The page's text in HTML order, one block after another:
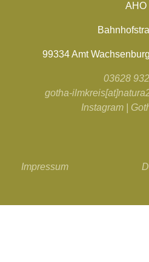
AHO
99334 Amt
03628
gotha-
Instagram |
Impressum